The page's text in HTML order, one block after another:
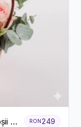
și
RON 249